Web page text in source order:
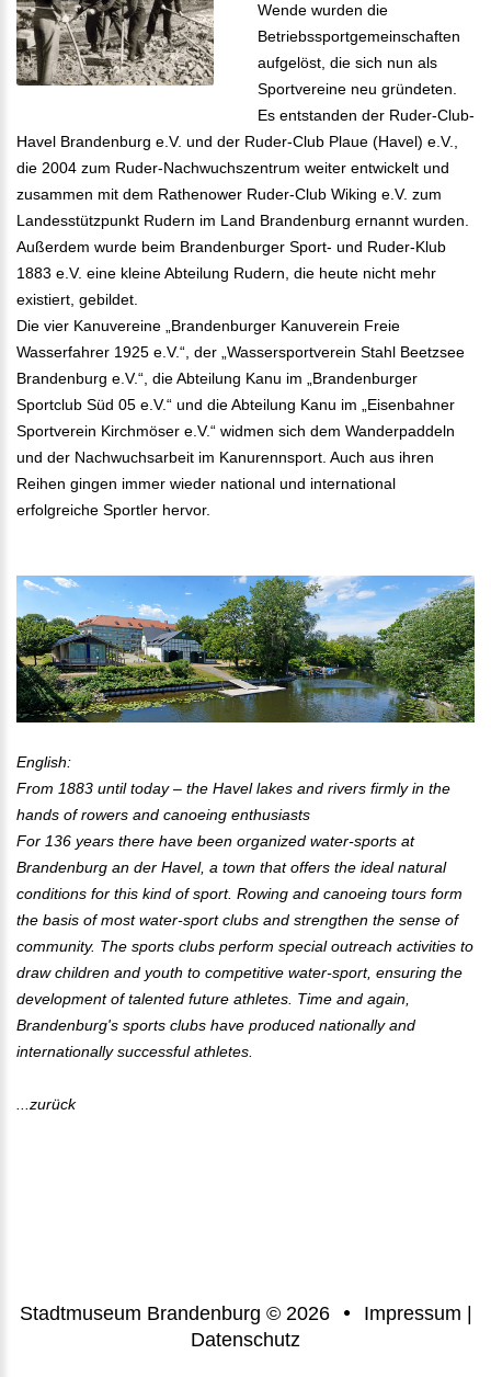
Wende wurden die
Betriebssportgemeinschaften
aufgelöst, die sich nun als
Sportvereine neu gründeten.
Es entstanden der Ruder-Club-
Havel Brandenburg e.V. und der Ruder-Club Plaue (Havel) e.V.,
die 2004 zum Ruder-Nachwuchszentrum weiter entwickelt und
zusammen mit dem Rathenower Ruder-Club Wiking e.V. zum
Landesstützpunkt Rudern im Land Brandenburg ernannt wurden.
Außerdem wurde beim Brandenburger Sport- und Ruder-Klub
1883 e.V. eine kleine Abteilung Rudern, die heute nicht mehr
existiert, gebildet.
Die vier Kanuvereine „Brandenburger Kanuverein Freie
Wasserfahrer 1925 e.V.“, der „Wassersportverein Stahl Beetzsee
Brandenburg e.V.“, die Abteilung Kanu im „Brandenburger
Sportclub Süd 05 e.V.“ und die Abteilung Kanu im „Eisenbahner
Sportverein Kirchmöser e.V.“ widmen sich dem Wanderpaddeln
und der Nachwuchsarbeit im Kanurennsport. Auch aus ihren
Reihen gingen immer wieder national und international
erfolgreiche Sportler hervor.
English:
From 1883 until today – the Havel lakes and rivers firmly in the
hands of rowers and canoeing enthusiasts
For 136 years there have been organized water-sports at
Brandenburg an der Havel, a town that offers the ideal natural
conditions for this kind of sport. Rowing and canoeing tours form
the basis of most water-sport clubs and strengthen the sense of
community. The sports clubs perform special outreach activities to
draw children and youth to competitive water-sport, ensuring the
development of talented future athletes. Time and again,
Brandenburg's sports clubs have produced nationally and
internationally successful athletes.
...zurück
Stadtmuseum Brandenburg © 2026 Impressum
Datenschutz